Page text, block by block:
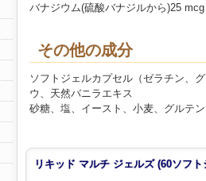
バナジウム(硫酸バナジルから)25
その他の成分
ソフトジェルカプセル（ゼラチン、
ウ、天然バニラエキス
砂糖、塩、イースト、小麦、グルテ
リキッド マルチ ジェルズ (60ソフト